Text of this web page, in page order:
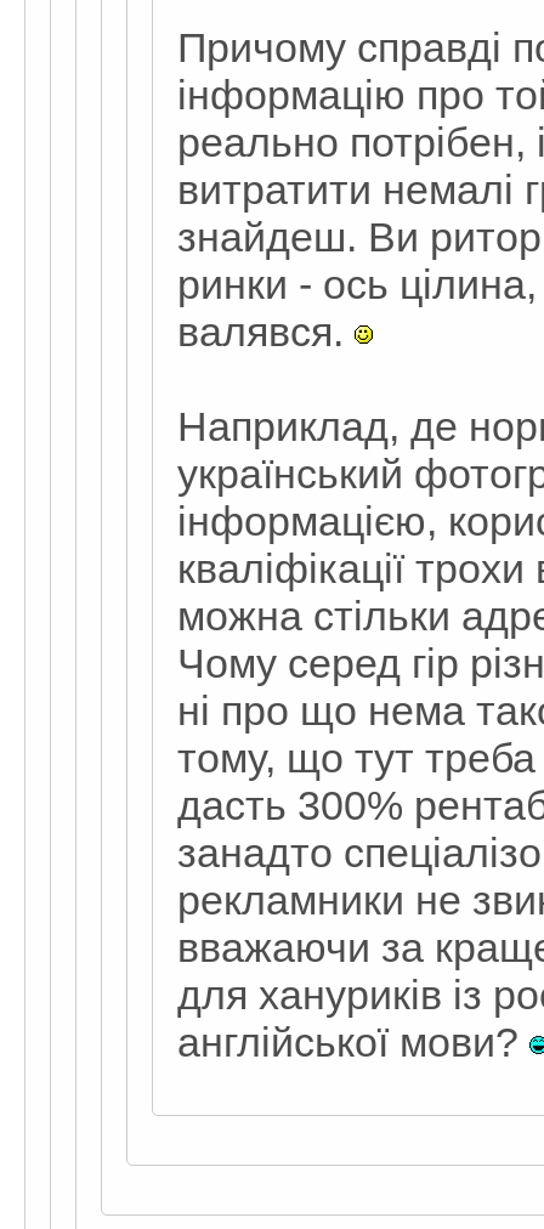
Причому справді
інформацію про
реально потрібен,
витратити немалі
знайдеш. Ви
ринки - ось
валявся.
Наприклад, де
український
інформацією,
кваліфікації
можна стільки
Чому серед гір
ні про що нема
тому, що тут
дасть 300%
занадто
рекламники не
вважаючи за
для хануриків із
англійської мови?